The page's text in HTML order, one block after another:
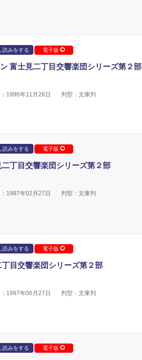
読みをする 電子版
富士見二丁目交響楽団シリーズ第２部
1996年11月26日 判型：文庫判
読みをする 電子版
丁目交響楽団シリーズ第２部
1997年02月27日 判型：文庫判
読みをする 電子版
目交響楽団シリーズ第２部
1997年06月27日 判型：文庫判
読みをする 電子版